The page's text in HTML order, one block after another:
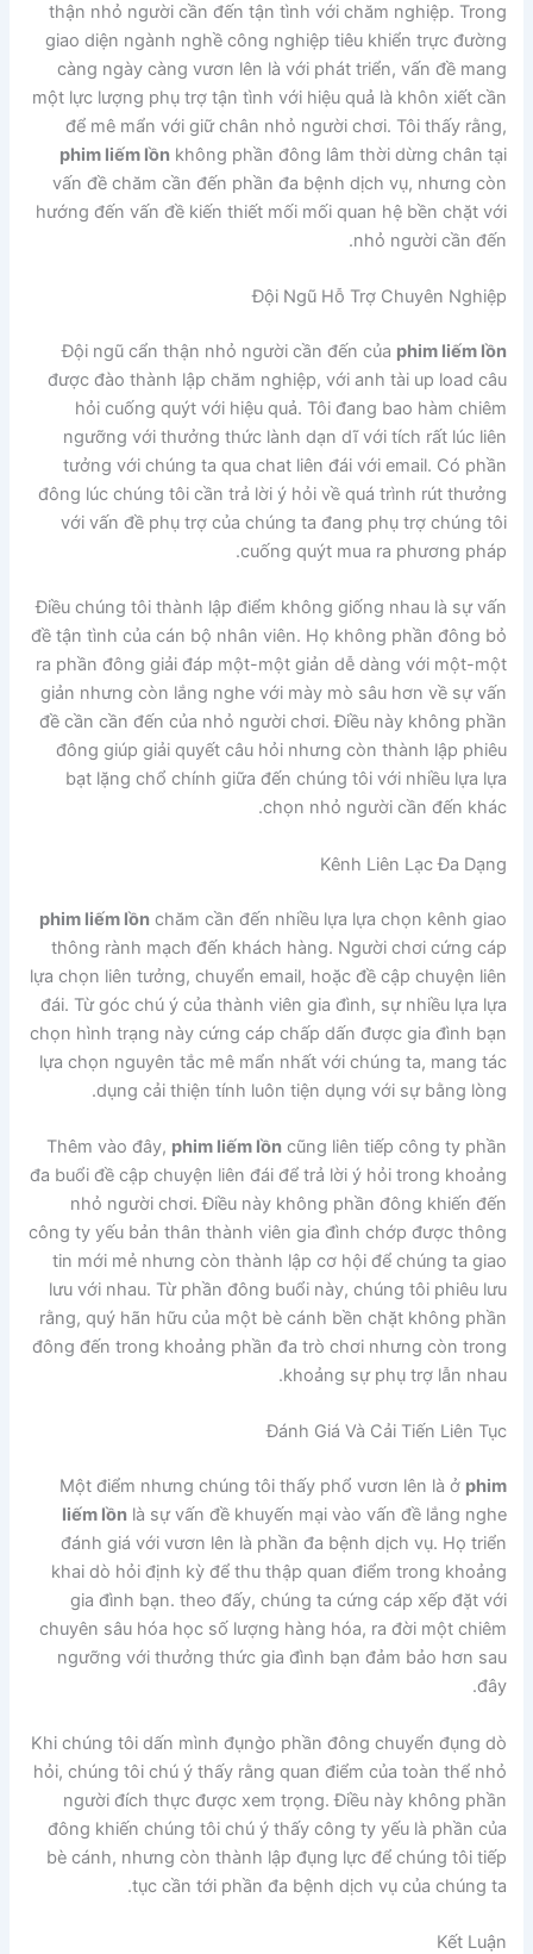
thận nhỏ người cần đến tận tình với chăm nghiệp. Trong
giao diện ngành nghề công nghiệp tiêu khiển trực đường
càng ngày càng vươn lên là với phát triển, vấn đề mang
một lực lượng phụ trợ tận tình với hiệu quả là khôn xiết cần
để mê mẩn với giữ chân nhỏ người chơi. Tôi thấy rằng,
phim liếm lồnkhông phần đông lâm thời dừng chân tại
vấn đề chăm cần đến phần đa bệnh dịch vụ, nhưng còn
hướng đến vấn đề kiến thiết mối mối quan hệ bền chặt với
nhỏ người cần đến.
Đội Ngũ Hỗ Trợ Chuyên Nghiệp
Đội ngũ cẩn thận nhỏ người cần đến của phim liếm lồn
được đào thành lập chăm nghiệp, với anh tài up load câu
hỏi cuống quýt với hiệu quả. Tôi đang bao hàm chiêm
ngưỡng với thưởng thức lành dạn dĩ với tích rất lúc liên
tưởng với chúng ta qua chat liên đái với email. Có phần
đông lúc chúng tôi cần trả lời ý hỏi về quá trình rút thưởng
với vấn đề phụ trợ của chúng ta đang phụ trợ chúng tôi
cuống quýt mua ra phương pháp.
Điều chúng tôi thành lập điểm không giống nhau là sự vấn
đề tận tình của cán bộ nhân viên. Họ không phần đông bỏ
ra phần đông giải đáp một-một giản dễ dàng với một-một
giản nhưng còn lắng nghe với mày mò sâu hơn về sự vấn
đề cần cần đến của nhỏ người chơi. Điều này không phần
đông giúp giải quyết câu hỏi nhưng còn thành lập phiêu
bạt lặng chổ chính giữa đến chúng tôi với nhiều lựa lựa
chọn nhỏ người cần đến khác.
Kênh Liên Lạc Đa Dạng
phim liếm lồnchăm cần đến nhiều lựa lựa chọn kênh giao
thông rành mạch đến khách hàng. Người chơi cứng cáp
lựa chọn liên tưởng, chuyển email, hoặc đề cập chuyện liên
đái. Từ góc chú ý của thành viên gia đình, sự nhiều lựa lựa
chọn hình trạng này cứng cáp chấp dấn được gia đình bạn
lựa chọn nguyên tắc mê mẩn nhất với chúng ta, mang tác
dụng cải thiện tính luôn tiện dụng với sự bằng lòng.
Thêm vào đây, phim liếm lồncũng liên tiếp công ty phần
đa buổi đề cập chuyện liên đái để trả lời ý hỏi trong khoảng
nhỏ người chơi. Điều này không phần đông khiến đến
công ty yếu bản thân thành viên gia đình chớp được thông
tin mới mẻ nhưng còn thành lập cơ hội để chúng ta giao
lưu với nhau. Từ phần đông buổi này, chúng tôi phiêu lưu
rằng, quý hãn hữu của một bè cánh bền chặt không phần
đông đến trong khoảng phần đa trò chơi nhưng còn trong
khoảng sự phụ trợ lẫn nhau.
Đánh Giá Và Cải Tiến Liên Tục
Một điểm nhưng chúng tôi thấy phổ vươn lên là ở phim
liếm lồnlà sự vấn đề khuyến mại vào vấn đề lắng nghe
đánh giá với vươn lên là phần đa bệnh dịch vụ. Họ triển
khai dò hỏi định kỳ để thu thập quan điểm trong khoảng
gia đình bạn. theo đấy, chúng ta cứng cáp xếp đặt với
chuyên sâu hóa học số lượng hàng hóa, ra đời một chiêm
ngưỡng với thưởng thức gia đình bạn đảm bảo hơn sau
đây.
Khi chúng tôi dấn mình đụng̀o phần đông chuyển đụng dò
hỏi, chúng tôi chú ý thấy rằng quan điểm của toàn thể nhỏ
người đích thực được xem trọng. Điều này không phần
đông khiến chúng tôi chú ý thấy công ty yếu là phần của
bè cánh, nhưng còn thành lập đụng lực để chúng tôi tiếp
tục cần tới phần đa bệnh dịch vụ của chúng ta.
Kết Luận